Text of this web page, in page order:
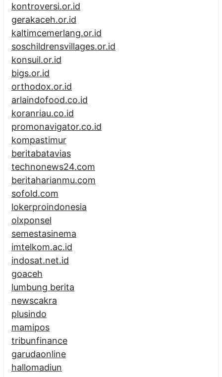
kontroversi.or.id
gerakaceh.or.id
kaltimcemerlang.or.id
soschildrensvillages.or.id
konsuil.or.id
bigs.or.id
orthodox.or.id
arlaindofood.co.id
koranriau.co.id
promonavigator.co.id
kompastimur
beritabatavias
technonews24.com
beritaharianmu.com
sofold.com
lokerproindonesia
olxponsel
semestasinema
imtelkom.ac.id
indosat.net.id
goaceh
lumbung berita
newscakra
plusindo
mamipos
tribunfinance
garudaonline
hallomadiun